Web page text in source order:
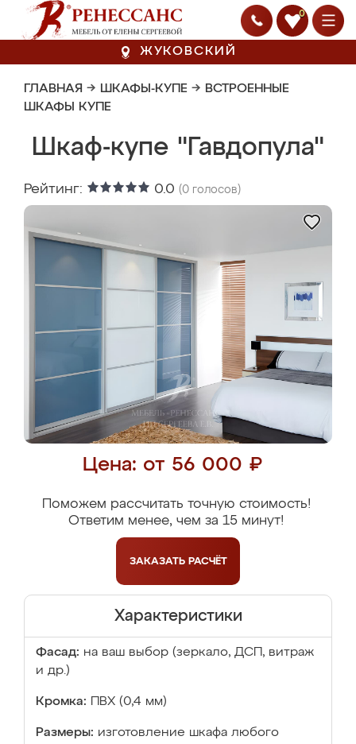
0
ЖУКОВСКИЙ
ГЛАВНАЯ → ШКАФЫ-КУПЕ → ВСТРОЕННЫЕ
ШКАФЫ КУПЕ
Шкаф-купе "Гавдопула"
Рейтинг: 0.0 (0 голосов)
Цена: от 56 000 ₽
Поможем рассчитать точную стоимость!
Ответим менее, чем за 15 минут!
ЗАКАЗАТЬ РАСЧЁТ
Характеристики
Фасад: на ваш выбор (зеркало, ДСП, витраж
и др.)
Кромка: ПВХ (0,4 мм)
Размеры: изготовление шкафа любого